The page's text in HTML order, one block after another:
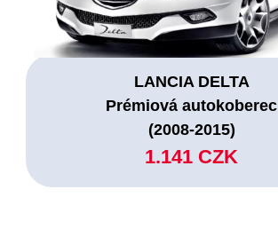
LANCIA DELTA
Prémiová autokoberec
(2008-2015)
1.141 CZK